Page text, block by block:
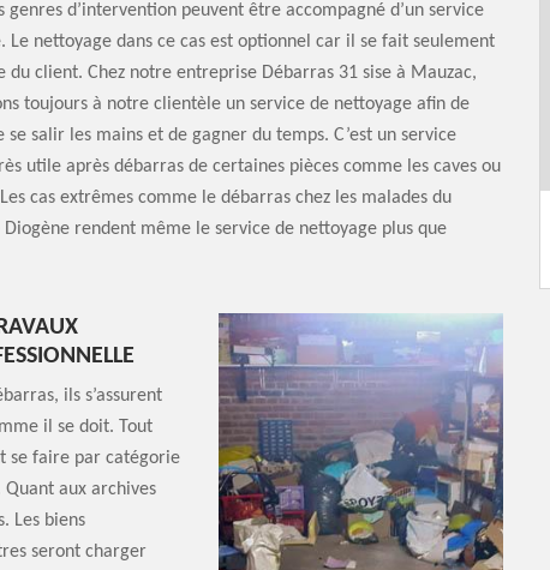
genres d’intervention peuvent être accompagné d’un service
Le nettoyage dans ce cas est optionnel car il se fait seulement
du client. Chez notre entreprise Débarras 31 sise à Mauzac,
toujours à notre clientèle un service de nettoyage afin de
se salir les mains et de gagner du temps. C’est un service
utile après débarras de certaines pièces comme les caves ou
cas extrêmes comme le débarras chez les malades du
Diogène rendent même le service de nettoyage plus que
ils s’assurent
il se doit. Tout
se faire par catégorie
aux archives
Les biens
seront charger